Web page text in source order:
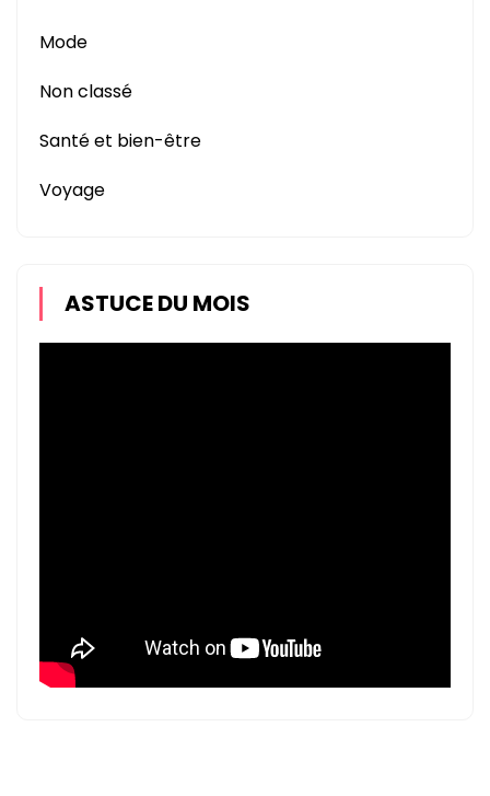
Mode
Non classé
Santé et bien-être
Voyage
ASTUCE DU MOIS